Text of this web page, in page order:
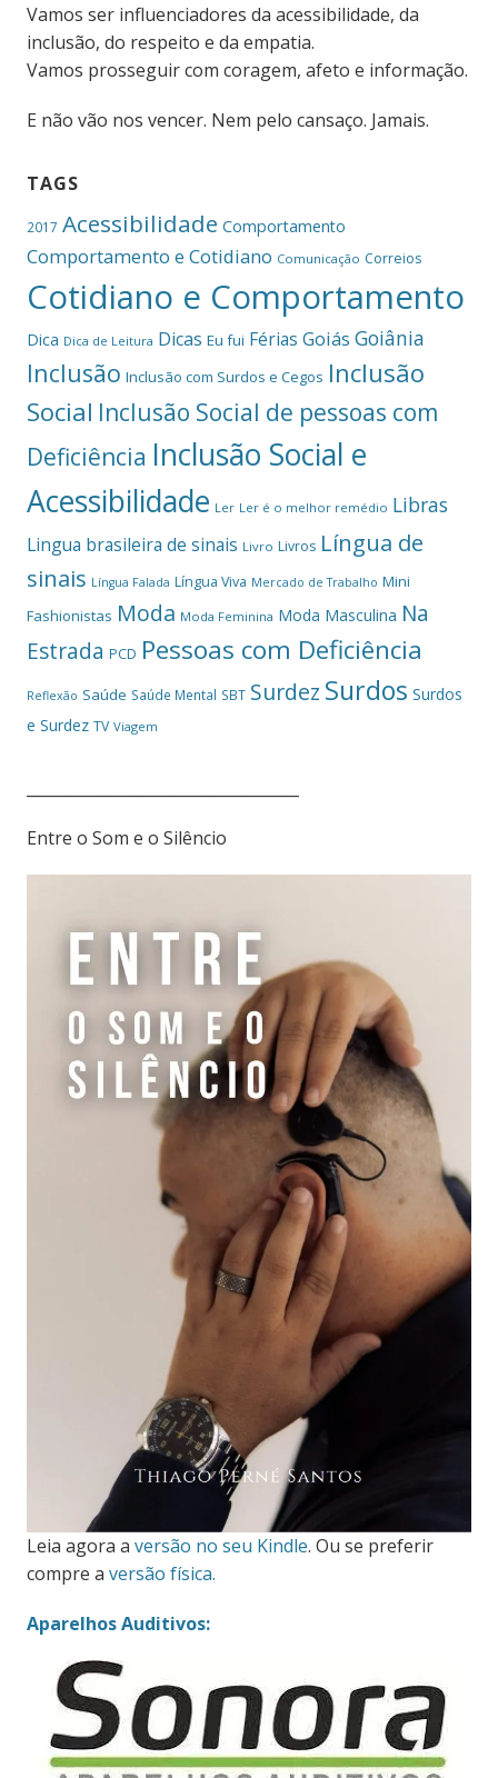
Vamos ser influenciadores da acessibilidade, da
inclusão, do respeito e da empatia.
Vamos prosseguir com coragem, afeto e informação.
E não vão nos vencer. Nem pelo cansaço. Jamais.
TAGS
2017 Acessibilidade Comportamento
Comportamento e Cotidiano Comunicação Correios
Cotidiano e Comportamento
Dica Dica de Leitura Dicas Eu fui Férias Goiás Goiânia
Inclusão Inclusão com Surdos e Cegos Inclusão
Social Inclusão Social de pessoas com
Deficiência Inclusão Social e
Acessibilidade Ler Ler é o melhor remédio Libras
Lingua brasileira de sinais Livro Livros Língua de
sinais Língua Falada Língua Viva Mercado de Trabalho Mini
Fashionistas Moda Moda Feminina Moda Masculina Na
Estrada PCD Pessoas com Deficiência
Reflexão Saúde Saúde Mental SBT Surdez Surdos Surdos
e Surdez TV Viagem
Entre o Som e o Silêncio
Leia agora a versão no seu Kindle. Ou se preferir
compre a versão física.
Aparelhos Auditivos: